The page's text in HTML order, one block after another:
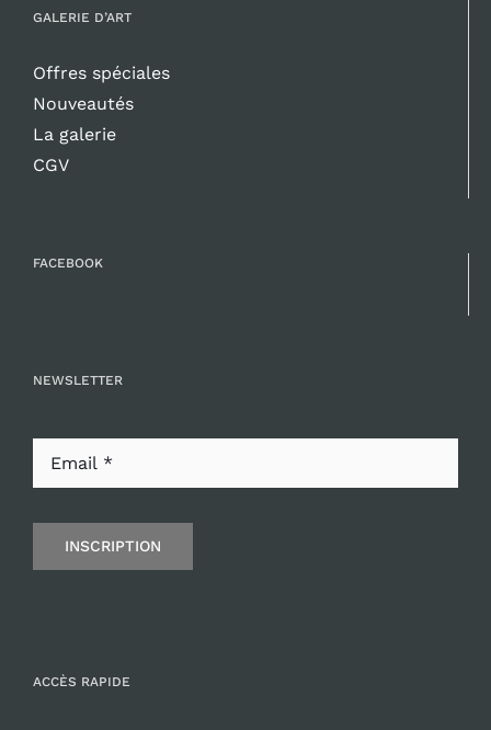
GALERIE D’ART
Offres spéciales
Nouveautés
La galerie
CGV
FACEBOOK
NEWSLETTER
INSCRIPTION
ACCÈS RAPIDE